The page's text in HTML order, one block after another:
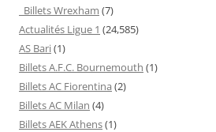
Billets Wrexham (7)
Actualités Ligue 1 (24,585)
AS Bari(1)
Billets A.F.C. Bournemouth (1)
Billets AC Fiorentina (2)
Billets AC Milan (4)
Billets AEK Athens(1)